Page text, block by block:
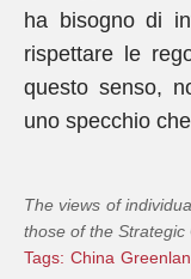
ha bisogno di
rispettare le
questo senso,
uno specchio
The views of
those of the Strategic
Tags: China